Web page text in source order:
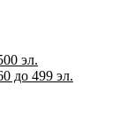
эл.
до 499 эл.